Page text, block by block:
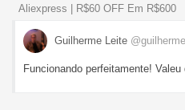
Aliexpress | R$60 OFF Em R$600
Guilherme Leite
Funcionando perfeitamente!